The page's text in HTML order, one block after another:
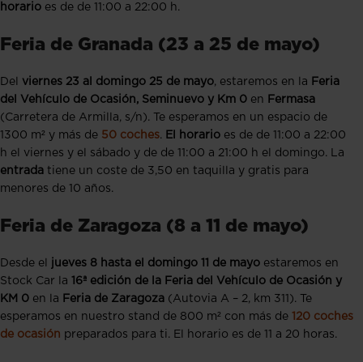
horario es de de 11:00 a 22:00 h.
Feria de Granada (23 a 25 de mayo)
Del viernes 23 al domingo 25 de mayo, estaremos en la Feria
del Vehículo de Ocasión, Seminuevo y Km 0 en Fermasa
(Carretera de Armilla, s/n). Te esperamos en un espacio de
1300 m² y más de 50 coches. El horario es de de 11:00 a 22:00
h el viernes y el sábado y de de 11:00 a 21:00 h el domingo. La
entrada tiene un coste de 3,50 en taquilla y gratis para
menores de 10 años.
Feria de Zaragoza (8 a 11 de mayo)
Desde el jueves 8 hasta el domingo 11 de mayo estaremos en
Stock Car la 16ª edición de la Feria del Vehículo de Ocasión y
KM 0 en la Feria de Zaragoza (Autovia A – 2, km 311). Te
esperamos en nuestro stand de 800 m² con más de 120 coches
de ocasión preparados para ti. El horario es de 11 a 20 horas.